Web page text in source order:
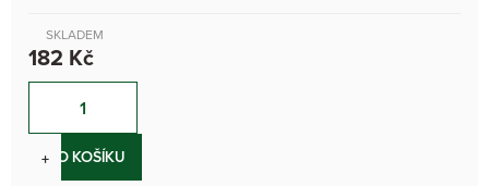
SKLADEM
182 Kč
−
+DO KOŠÍKU